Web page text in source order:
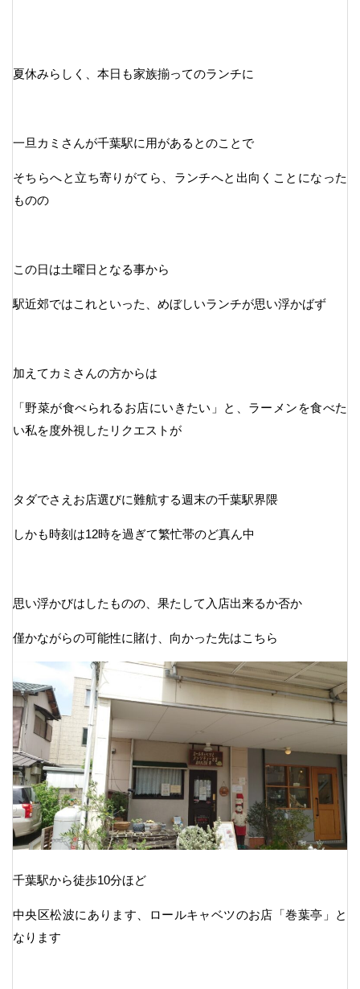
夏休みらしく、本日も家族揃ってのランチに
一旦カミさんが千葉駅に用があるとのことで
そちらへと立ち寄りがてら、ランチへと出向くことになった
ものの
この日は土曜日となる事から
駅近郊ではこれといった、めぼしいランチが思い浮かばず
加えてカミさんの方からは
「野菜が食べられるお店にいきたい」と、ラーメンを食べた
い私を度外視したリクエストが
タダでさえお店選びに難航する週末の千葉駅界隈
しかも時刻は12時を過ぎて繁忙帯のど真ん中
思い浮かびはしたものの、果たして入店出来るか否か
僅かながらの可能性に賭け、向かった先はこちら
千葉駅から徒歩10分ほど
中央区松波にあります、ロールキャベツのお店「巻葉亭」と
なります